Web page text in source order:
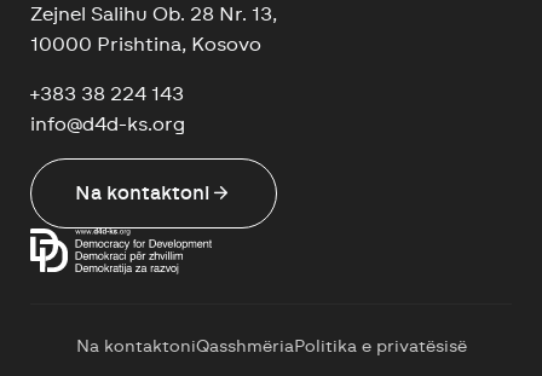
Zejnel Salihu Ob. 28 Nr. 13,
10000 Prishtina, Kosovo
+383 38 224 143
info@d4d-ks.org
Na kontaktoni arrow_forward
Na kontaktoniQasshmëriaPolitika e privatësisë